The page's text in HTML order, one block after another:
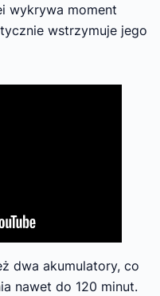
wykrywa moment
wstrzymuje jego
dwa akumulatory, co
nawet do 120 minut.